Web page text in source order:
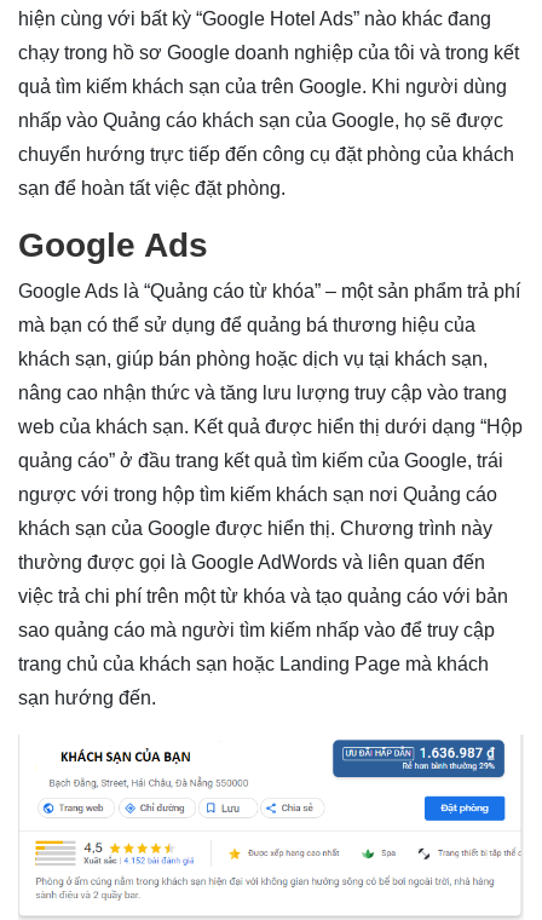
hiện cùng với bất kỳ “Google Hotel Ads” nào khác đang
chạy trong hồ sơ Google doanh nghiệp của tôi và trong kết
quả tìm kiếm khách sạn của trên Google. Khi người dùng
nhấp vào Quảng cáo khách sạn của Google, họ sẽ được
chuyển hướng trực tiếp đến công cụ đặt phòng của khách
sạn để hoàn tất việc đặt phòng.
Google Ads
Google Ads là “Quảng cáo từ khóa” – một sản phẩm trả phí
mà bạn có thể sử dụng để quảng bá thương hiệu của
khách sạn, giúp bán phòng hoặc dịch vụ tại khách sạn,
nâng cao nhận thức và tăng lưu lượng truy cập vào trang
web của khách sạn. Kết quả được hiển thị dưới dạng “Hộp
quảng cáo” ở đầu trang kết quả tìm kiếm của Google, trái
ngược với trong hộp tìm kiếm khách sạn nơi Quảng cáo
khách sạn của Google được hiển thị. Chương trình này
thường được gọi là Google AdWords và liên quan đến
việc trả chi phí trên một từ khóa và tạo quảng cáo với bản
sao quảng cáo mà người tìm kiếm nhấp vào để truy cập
trang chủ của khách sạn hoặc Landing Page mà khách
sạn hướng đến.